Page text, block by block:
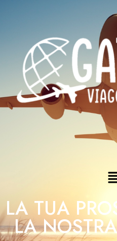
LA TUA
LA